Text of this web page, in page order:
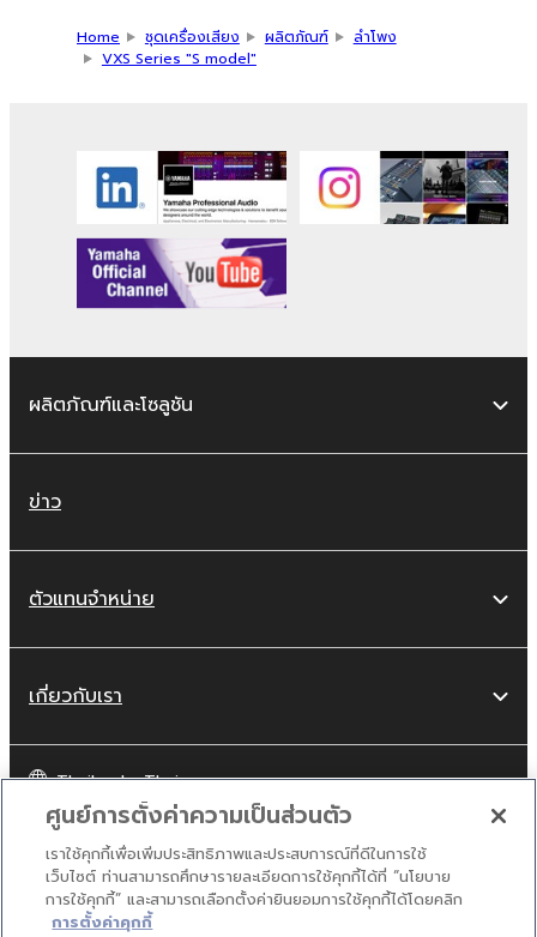
Home ชุดเครื่องเสียง ผลิตภัณฑ์
ลำโพง
VXS Series "S model"
ผลิตภัณฑ์และโซลูชัน
ข่าว
ตัวแทนจำหน่าย
เกี่ยวกับเรา
Thailand - Thai
ผู้บริโภค
ติดต่อเรา
ศูนย์การตั้งค่าความเป็นส่วนตัว
เราใช้คุกกี้เพื่อเพิ่มประสิทธิภาพและประสบการณ์ที่ดีในการใช้
เว็บไซต์ ท่านสามารถศึกษารายละเอียดการใช้คุกกี้ได้ที่ “นโยบาย
การใช้คุกกี้” และสามารถเลือกตั้งค่ายินยอมการใช้คุกกี้ได้โดยคลิก
การตั้งค่าคุกกี้